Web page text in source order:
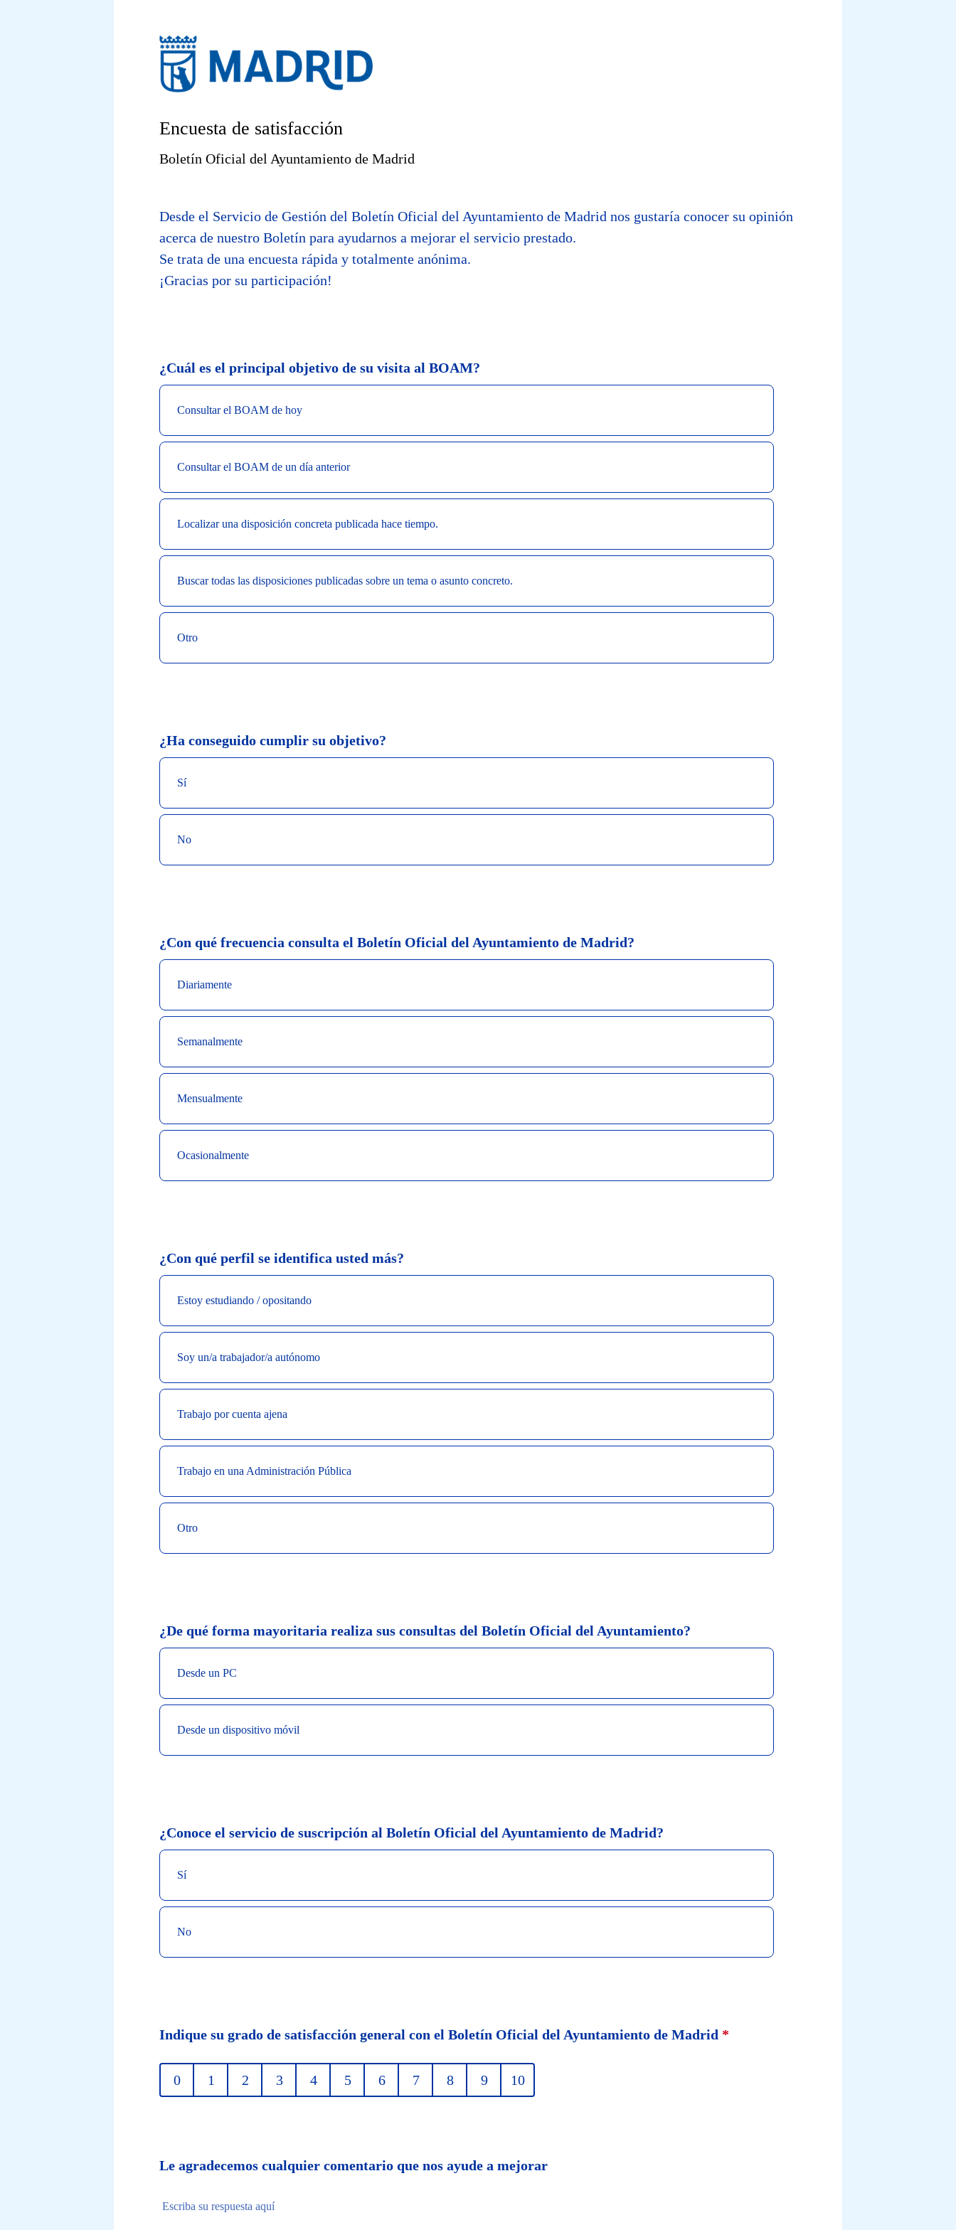
Encuesta de satisfacción
Boletín Oficial del Ayuntamiento de Madrid
Desde
el
Servicio
de
Boletín
Oficial
Ayuntamiento
Madrid
nos
gustaría
conocer
su
para
ayudarnos
a
mejorar
el
trata
de
una
encuesta
rápida
y
¡Gracias
por
Desde el Servicio de Gestión del Boletín Oficial del Ayuntamiento de Madrid nos gustaría conocer su opinión
acerca de nuestro Boletín para ayudarnos a mejorar el servicio prestado.
Se trata de una encuesta rápida y totalmente anónima.
¡Gracias por su participación!
¿Cuál es el principal objetivo de su visita al BOAM?
Consultar el BOAM de hoy
Consultar el BOAM de un día anterior
Localizar una disposición concreta publicada hace tiempo.
Buscar todas las disposiciones publicadas sobre un tema o asunto concreto.
Otro
¿Ha conseguido cumplir su objetivo?
Sí
No
¿Con qué frecuencia consulta el Boletín Oficial del Ayuntamiento de Madrid?
Diariamente
Semanalmente
Mensualmente
Ocasionalmente
¿Con qué perfil se identifica usted más?
Estoy estudiando / opositando
Soy un/a trabajador/a autónomo
Trabajo por cuenta ajena
Trabajo en una Administración Pública
Otro
¿De qué forma mayoritaria realiza sus consultas del Boletín Oficial del Ayuntamiento?
Desde un PC
Desde un dispositivo móvil
¿Conoce el servicio de suscripción al Boletín Oficial del Ayuntamiento de Madrid?
Sí
No
Indique su grado de satisfacción general con el Boletín Oficial del Ayuntamiento de Madrid *
0 1 2 3 4 5 6 7 8 9 10
Le agradecemos cualquier comentario que nos ayude a mejorar